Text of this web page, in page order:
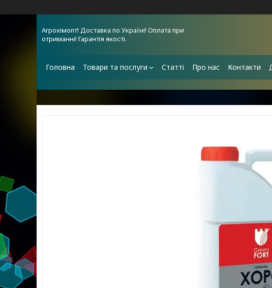
Агрохімопт! Доставка по Україні! Оплата при
отриманні! Гарантія якості.
Головна Товари та послуги Статті Про нас Контакти